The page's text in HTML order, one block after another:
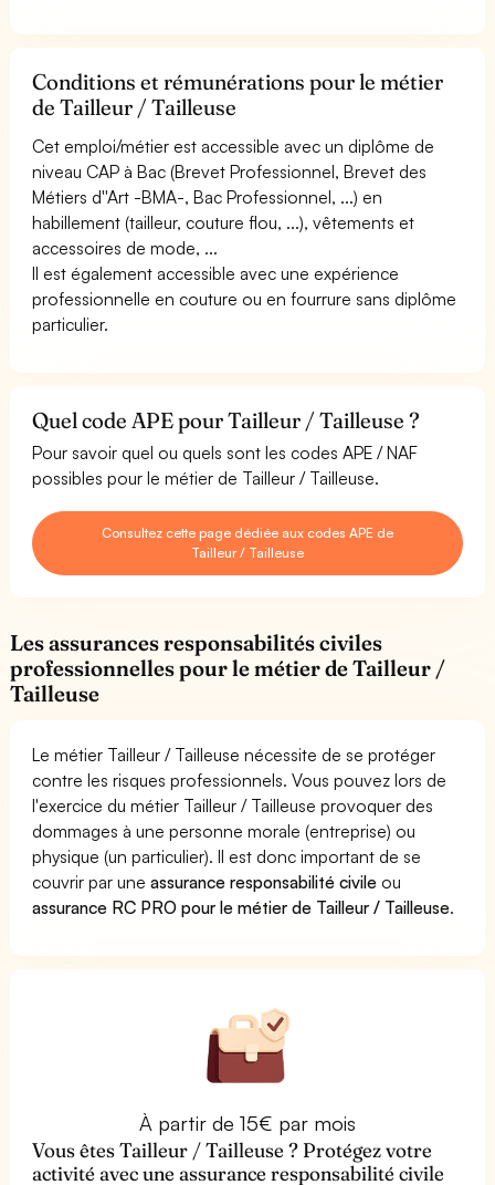
Conditions et rémunérations pour le métier
de Tailleur / Tailleuse
Cet emploi/métier est accessible avec un diplôme de
niveau CAP à Bac (Brevet Professionnel, Brevet des
Métiers d''Art -BMA-, Bac Professionnel, ...) en
habillement (tailleur, couture flou, ...), vêtements et
accessoires de mode, ...
Il est également accessible avec une expérience
professionnelle en couture ou en fourrure sans diplôme
particulier.
Quel code APE pour Tailleur / Tailleuse ?
Pour savoir quel ou quels sont les codes APE / NAF
possibles pour le métier de Tailleur / Tailleuse.
Consultez cette page dédiée aux codes APE de
Tailleur / Tailleuse
Les assurances responsabilités civiles
professionnelles pour le métier de Tailleur /
Tailleuse
Le métier Tailleur / Tailleuse nécessite de se protéger
contre les risques professionnels. Vous pouvez lors de
l'exercice du métier Tailleur / Tailleuse provoquer des
dommages à une personne morale (entreprise) ou
physique (un particulier). Il est donc important de se
couvrir par uneassurance responsabilité civile ou
assurance RC PRO pour le métier de Tailleur / Tailleuse.
À partir de 15€ par mois
Vous êtes Tailleur / Tailleuse ? Protégez votre
activité avec une assurance responsabilité civile